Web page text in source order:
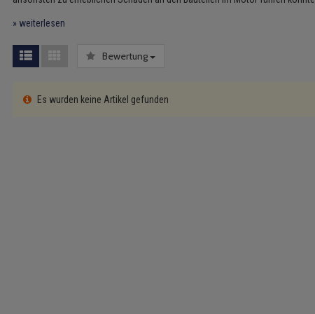
» weiterlesen
Bewertung
Es wurden keine Artikel gefunden